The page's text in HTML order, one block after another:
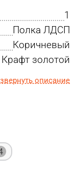
1
Полка ЛДСП
Коричневый
золотой
описание